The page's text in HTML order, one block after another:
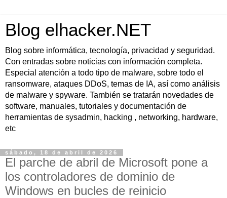
Blog elhacker.NET
Blog sobre informática, tecnología, privacidad y seguridad.
Con entradas sobre noticias con información completa.
Especial atención a todo tipo de malware, sobre todo el
ransomware, ataques DDoS, temas de IA, así como análisis
de malware y spyware. También se tratarán novedades de
software, manuales, tutoriales y documentación de
herramientas de sysadmin, hacking , networking, hardware,
etc
sábado, 18 de abril de 2026
El parche de abril de Microsoft pone a
los controladores de dominio de
Windows en bucles de reinicio